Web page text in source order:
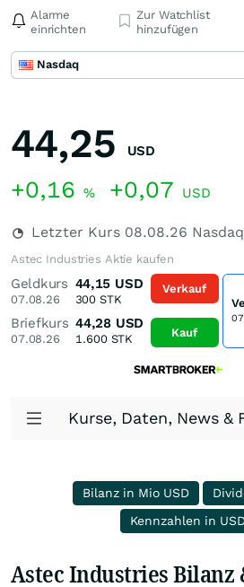
Alarme
einrichten
Zur Watchlist
hinzufügen
Nasdaq
44,25 USD
+0,16 % +0,07 USD
Letzter Kurs 08.08.26 Nasdaq
Astec Industries Aktie kaufen
Geldkurs
07.08.26
44,15 USD
300 STK
Briefkurs
07.08.26
44,28 USD
1.600STK
Verkauf
Kauf
Kurse, Daten, News &
Bilanz in Mio USD
Kennzahlen in
Astec Industries Bilanz